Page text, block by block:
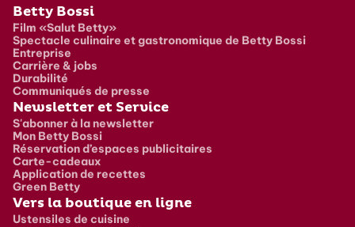
Pied de page
Betty Bossi
Film «Salut Betty»
Spectacle culinaire et gastronomique de Betty Bossi
Entreprise
Carrière & jobs
Durabilité
Communiqués de presse
Newsletter et Service
S'abonner à la newsletter
Mon Betty Bossi
Réservation d’espaces publicitaires
Carte-cadeaux
Application de recettes
Green Betty
Vers la boutique en ligne
Ustensiles de cuisine